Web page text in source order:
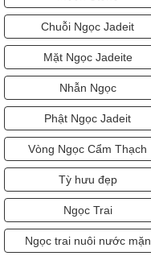
Chuỗi Ngọc Jadeit
Mặt Ngọc Jadeite
Nhẫn Ngọc
Phật Ngọc Jadeit
Vòng Ngọc Cẩm Thạch
Tỳ hưu đẹp
Ngọc Trai
Ngọc trai nuôi nước mặn